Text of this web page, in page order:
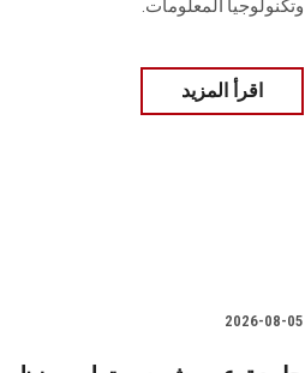
وتكنولوجيا المعلومات.
اقرأ المزيد
2026-08-05